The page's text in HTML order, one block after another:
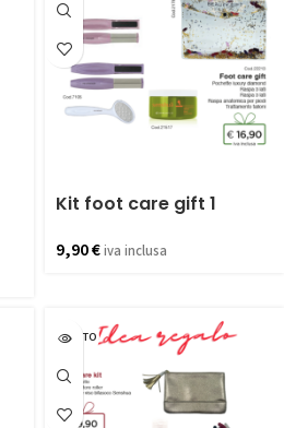
Kit foot care gift 1
9,90€iva inclusa
ESAURITO